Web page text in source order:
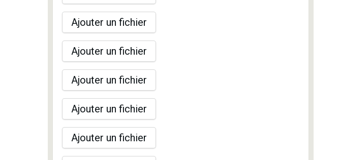
Ajouter un fichier
Ajouter un fichier
Ajouter un fichier
Ajouter un fichier
Ajouter un fichier